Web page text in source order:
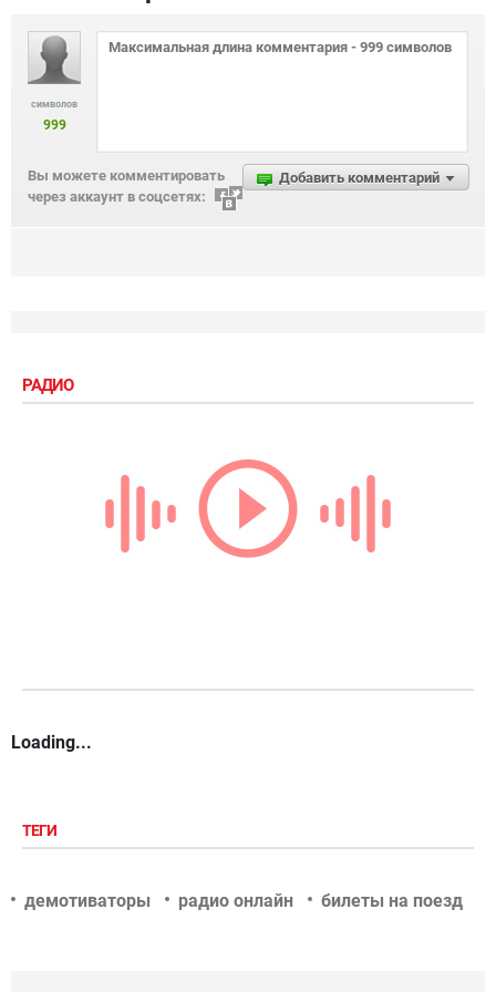
символов
999
Добавить комментарий
Вы можете комментировать
через аккаунт в соцсетях:
РАДИО
Loading...
ТЕГИ
демотиваторы радио онлайн билеты на поезд